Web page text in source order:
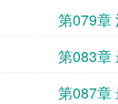
底2
第079章
第083章
第087章